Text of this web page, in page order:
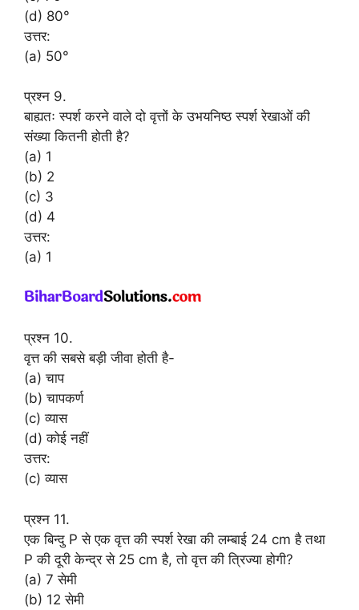
(d) 80°
उत्तर:
(a) 50°
प्रश्न 9.
बाह्यतः स्पर्श करने वाले दो वृत्तों के उभयनिष्ठ स्पर्श रेखाओं की
संख्या कितनी होती है?
(a) 1
(b) 2
(c) 3
(d) 4
उत्तर:
(a) 1
प्रश्न 10.
वृत्त की सबसे बड़ी जीवा होती है-
(a) चाप
(b) चापकर्ण
(c) व्यास
(d) कोई नहीं
उत्तर:
(c) व्यास
प्रश्न 11.
एक बिन्दु P से एक वृत्त की स्पर्श रेखा की लम्बाई 24 cm है तथा
P की दूरी केन्द्र से 25 cm है, तो वृत्त की त्रिज्या होगी?
(a) 7 सेमी
(b) 12 सेमी